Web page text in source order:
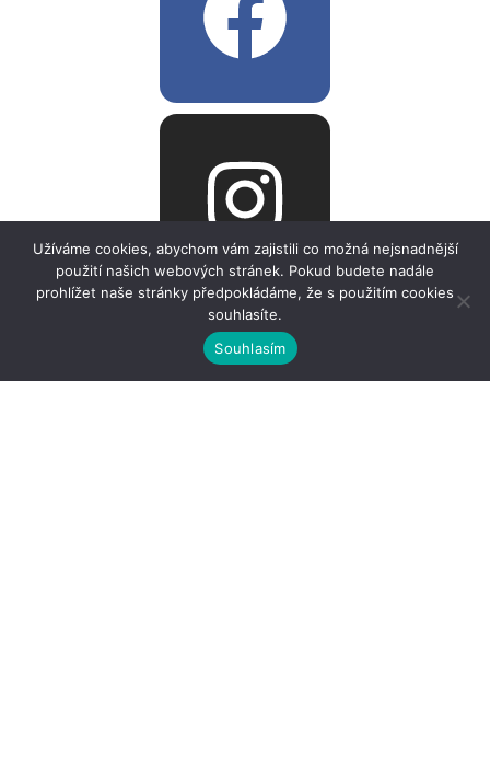
Užíváme cookies, abychom vám zajistili co možná nejsnadnější
použití našich webových stránek. Pokud budete nadále
prohlížet naše stránky předpokládáme, že s použitím cookies
souhlasíte.
Souhlasím